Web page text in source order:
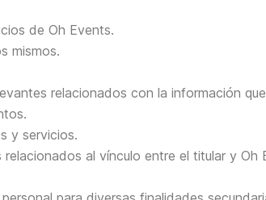
de Oh Events.
mismos.
relacionados con la información
y servicios.
al vínculo entre el titular y Oh